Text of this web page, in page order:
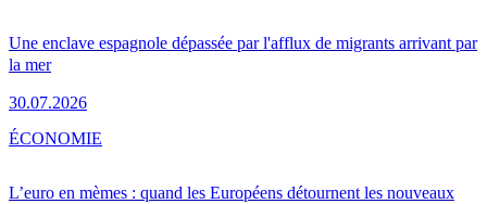
Une enclave espagnole dépassée par l'afflux de migrants arrivant par
la mer
30.07.2026
L’euro en mèmes : quand les Européens détournent les nouveaux
ÉCONOMIE